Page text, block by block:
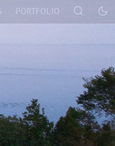
PORTFOLIO